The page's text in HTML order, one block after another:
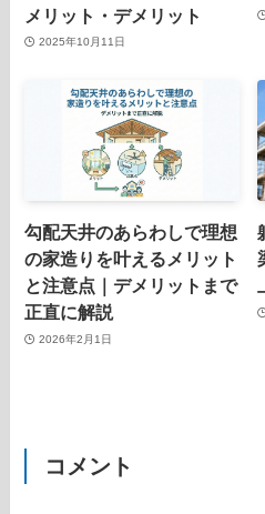
メリット・デメリット
2025年10月11日
勾配天井のあらわしで理想
の家造りを叶えるメリット
と注意点｜デメリットまで
正直に解説
2026年2月1日
コメント